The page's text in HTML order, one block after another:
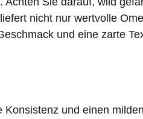
nicht nur wertvolle
und eine zarte
und einen milden